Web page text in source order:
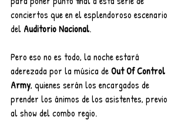
conciertos que en el esplendoroso escenario
del Auditorio Nacional.
Pero eso no es todo, la noche estará
aderezada por la música de Out Of Control
Army, quienes serán los encargados de
prender los ánimos de los asistentes, previo
al show del combo regio.